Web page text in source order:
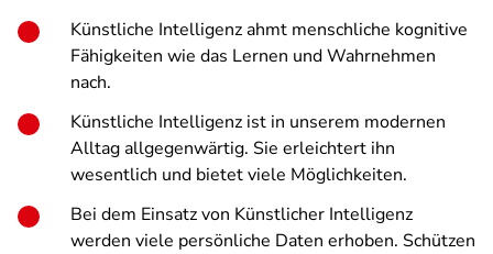
Künstliche Intelligenz ahmt menschliche kognitive
Fähigkeiten wie das Lernen und Wahrnehmen
nach.
Künstliche Intelligenz ist in unserem modernen
Alltag allgegenwärtig. Sie erleichtert ihn
wesentlich und bietet viele Möglichkeiten.
Bei dem Einsatz von Künstlicher Intelligenz
werden viele persönliche Daten erhoben. Schützen